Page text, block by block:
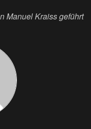
Manuel Kraiss geführt